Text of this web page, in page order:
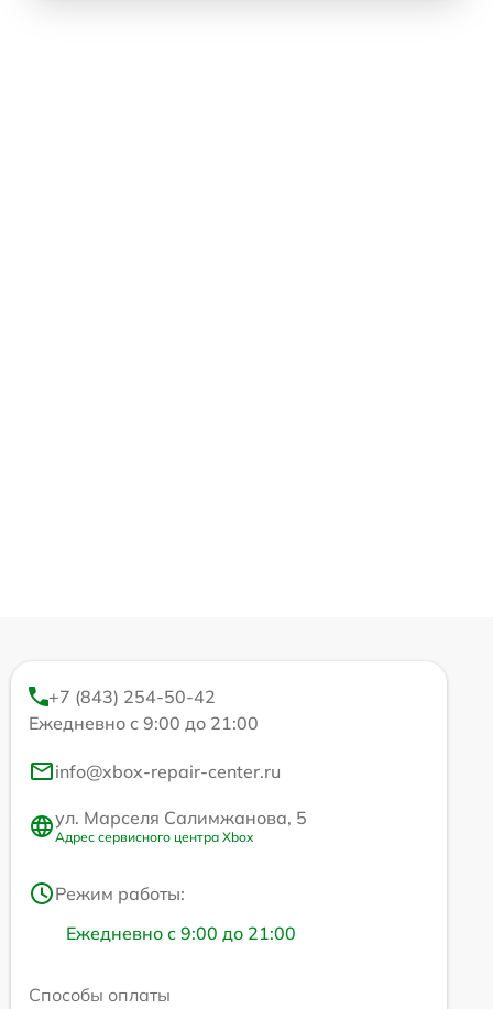
+7 (843) 254-50-42
Ежедневно с 9:00 до 21:00
info@xbox-repair-center.ru
ул. Марселя Салимжанова, 5
Адрес сервисного центра Xbox
Режим работы:
Ежедневно с 9:00 до 21:00
Способы оплаты